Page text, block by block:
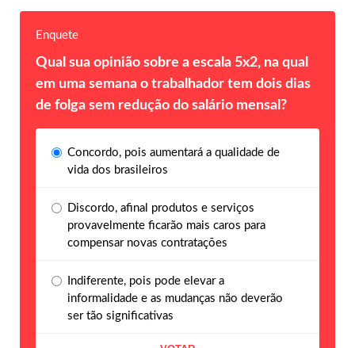
Enquete
Qual sua opinião sobre a escala 5x2, na qual
em uma semana o trabalhador tem dois dias
de folga sem redução do salário mensal?
Concordo, pois aumentará a qualidade de
vida dos brasileiros
Discordo, afinal produtos e serviços
provavelmente ficarão mais caros para
compensar novas contratações
Indiferente, pois pode elevar a
informalidade e as mudanças não deverão
ser tão significativas